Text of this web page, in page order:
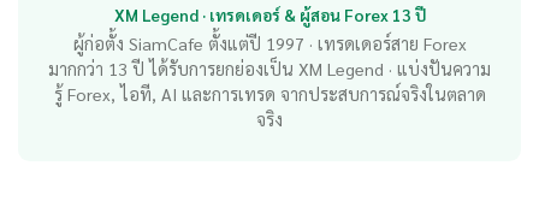
XM Legend · เทรดเดอร์ & ผู้สอน Forex 13 ปี
ผู้ก่อตั้ง SiamCafe ตั้งแต่ปี 1997 · เทรดเดอร์สาย Forex
มากกว่า 13 ปี ได้รับการยกย่องเป็น XM Legend · แบ่งปันความ
รู้ Forex, ไอที, AI และการเทรด จากประสบการณ์จริงในตลาด
จริง